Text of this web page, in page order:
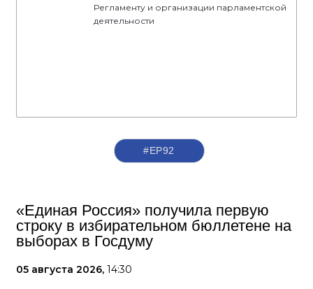
Регламенту и организации парламентской
деятельности
#ЕР92
«Единая Россия» получила первую
строку в избирательном бюллетене на
выборах в Госдуму
05 августа 2026, 14:30